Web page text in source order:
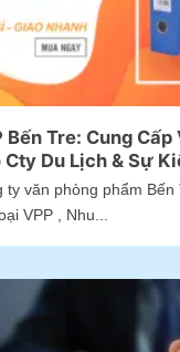
Bến Tre: Cung Cấp
Cty Du Lịch & Sự
ty văn phòng phẩm
VPP , Nhu...